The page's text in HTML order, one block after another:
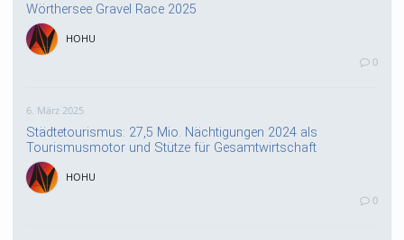
Wörthersee Gravel Race 2025
HOHU
0
6. März 2025
Städtetourismus: 27,5 Mio. Nächtigungen 2024 als
Tourismusmotor und Stütze für Gesamtwirtschaft
HOHU
0